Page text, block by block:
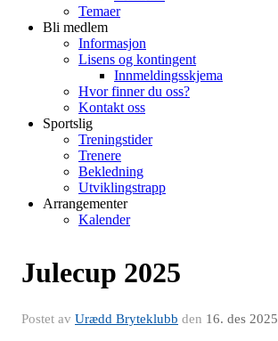
Temaer
Bli medlem
Informasjon
Lisens og kontingent
Innmeldingsskjema
Hvor finner du oss?
Kontakt oss
Sportslig
Treningstider
Trenere
Bekledning
Utviklingstrapp
Arrangementer
Kalender
Julecup 2025
Postet av Urædd Bryteklubb den 16. des 2025